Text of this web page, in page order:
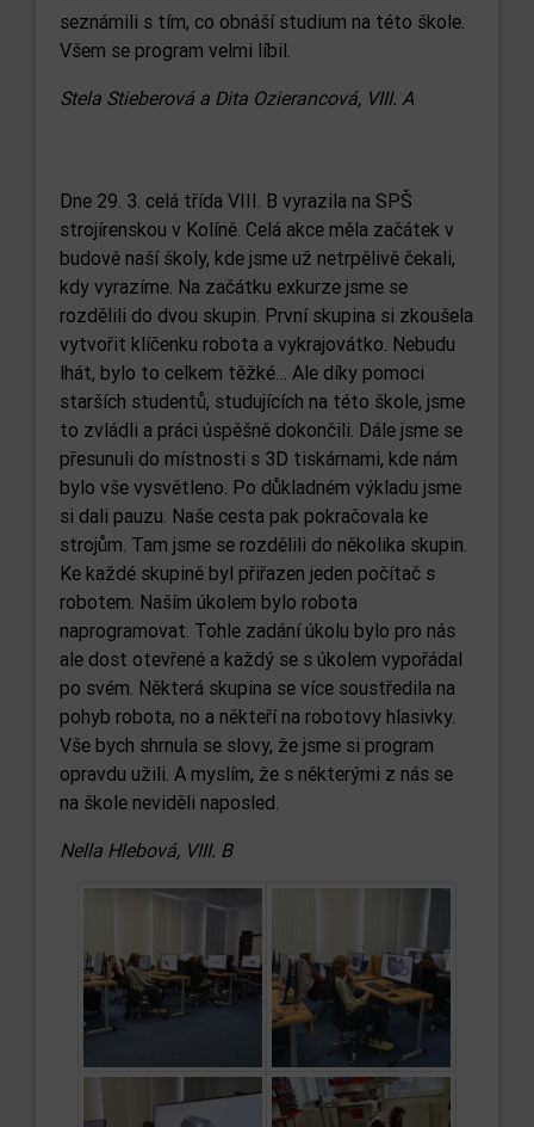
seznámili s tím, co obnáší studium na této škole.
Všem se program velmi líbil.
Stela Stieberová a Dita Ozierancová, VIII. A
Dne 29. 3. celá třída VIII. B vyrazila na SPŠ
strojírenskou v Kolíně. Celá akce měla začátek v
budově naší školy, kde jsme už netrpělivě čekali,
kdy vyrazíme. Na začátku exkurze jsme se
rozdělili do dvou skupin. První skupina si zkoušela
vytvořit klíčenku robota a vykrajovátko. Nebudu
lhát, bylo to celkem těžké… Ale díky pomoci
starších studentů, studujících na této škole, jsme
to zvládli a práci úspěšně dokončili. Dále jsme se
přesunuli do místnosti s 3D tiskárnami, kde nám
bylo vše vysvětleno. Po důkladném výkladu jsme
si dali pauzu. Naše cesta pak pokračovala ke
strojům. Tam jsme se rozdělili do několika skupin.
Ke každé skupině byl přiřazen jeden počítač s
robotem. Naším úkolem bylo robota
naprogramovat. Tohle zadání úkolu bylo pro nás
ale dost otevřené a každý se s úkolem vypořádal
po svém. Některá skupina se více soustředila na
pohyb robota, no a někteří na robotovy hlasivky.
Vše bych shrnula se slovy, že jsme si program
opravdu užili. A myslím, že s některými z nás se
na škole neviděli naposled.
Nella Hlebová, VIII. B